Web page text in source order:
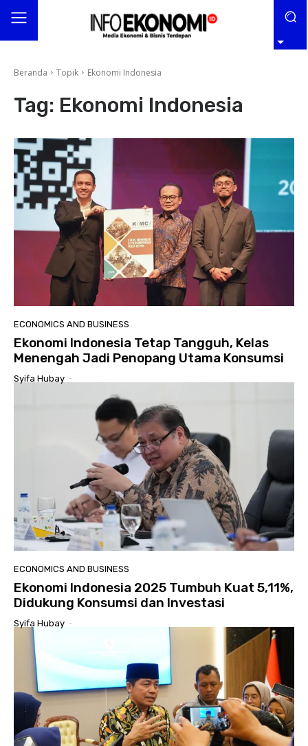
Beranda Topik Ekonomi Indonesia
Tag: Ekonomi Indonesia
ECONOMICS AND BUSINESS
Ekonomi Indonesia Tetap Tangguh, Kelas
Menengah Jadi Penopang Utama Konsumsi
Syifa Hubay -
ECONOMICS AND BUSINESS
Ekonomi Indonesia 2025 Tumbuh Kuat 5,11%,
Didukung Konsumsi dan Investasi
Syifa Hubay -